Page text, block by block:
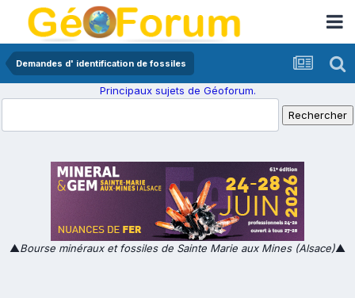
Demandes d' identification de fossiles
Principaux sujets de Géoforum.
▲Bourse minéraux et fossiles de Sainte Marie aux Mines (Alsace)▲